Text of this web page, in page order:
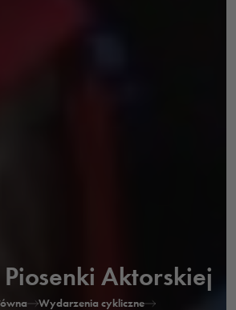
Aktorskiej
Wydarzenia cykliczne